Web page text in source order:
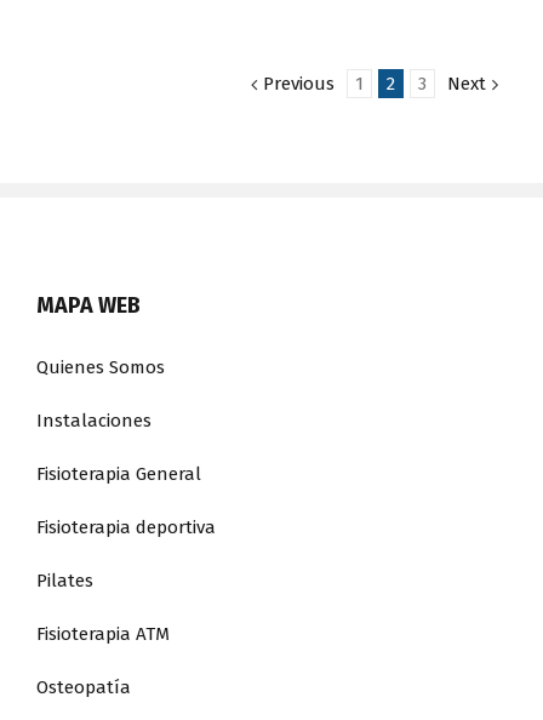
Previous 1 2 3 Next
MAPA WEB
Quienes Somos
Instalaciones
Fisioterapia General
Fisioterapia deportiva
Pilates
Fisioterapia ATM
Osteopatía